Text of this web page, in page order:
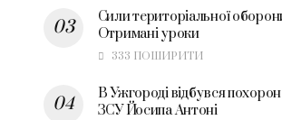
Сили територіальної
Отримані уроки
333 ПОШИРИТИ
В Ужгороді відбувся похорон
ЗСУ Йосипа Антоні